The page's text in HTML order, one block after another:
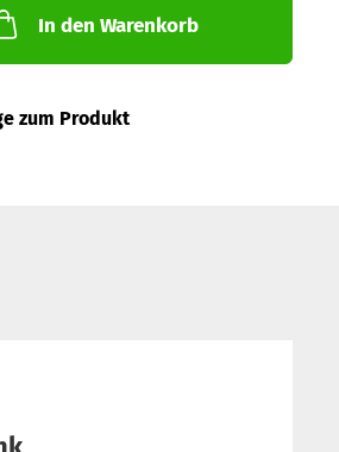
In den Warenkorb
zum Produkt